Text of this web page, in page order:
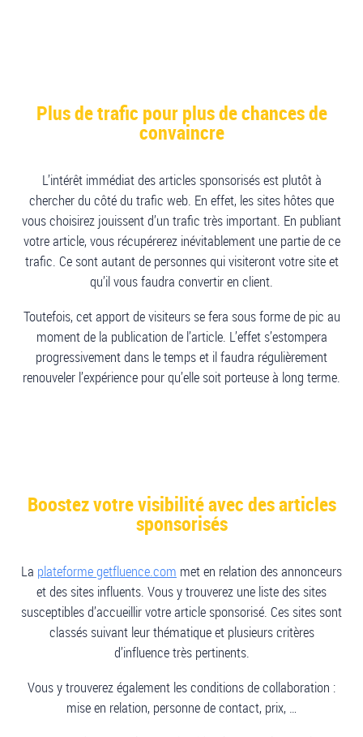
Plus de trafic pour plus de chances de
convaincre
L’intérêt immédiat des articles sponsorisés est plutôt à
chercher du côté du trafic web. En effet, les sites hôtes que
vous choisirez jouissent d’un trafic très important. En publiant
votre article, vous récupérerez inévitablement une partie de ce
trafic. Ce sont autant de personnes qui visiteront votre site et
qu’il vous faudra convertir en client.
Toutefois, cet apport de visiteurs se fera sous forme de pic au
moment de la publication de l’article. L’effet s’estompera
progressivement dans le temps et il faudra régulièrement
renouveler l’expérience pour qu’elle soit porteuse à long terme.
Boostez votre visibilité avec des articles
sponsorisés
La plateforme getfluence.com met en relation des annonceurs
et des sites influents. Vous y trouverez une liste des sites
susceptibles d’accueillir votre article sponsorisé. Ces sites sont
classés suivant leur thématique et plusieurs critères
d’influence très pertinents.
Vous y trouverez également les conditions de collaboration :
mise en relation, personne de contact, prix, …